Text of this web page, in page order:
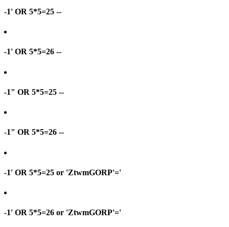
-1' OR 5*5=25 --
-1' OR 5*5=26 --
-1" OR 5*5=25 --
-1" OR 5*5=26 --
-1' OR 5*5=25 or 'ZtwmGORP'='
-1' OR 5*5=26 or 'ZtwmGORP'='